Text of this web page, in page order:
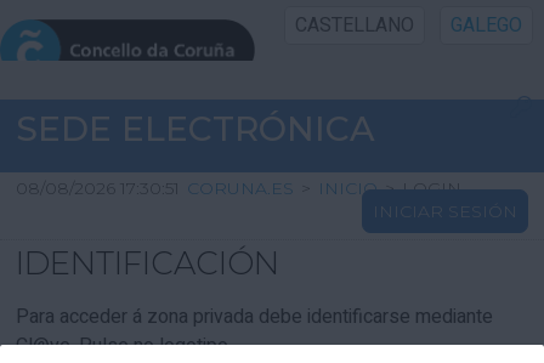
CASTELLANO GALEGO
INICIO SEDE
INICIO
INFORMACIÓN PÚBLICA
CARTAFOL CIDADÁN
SEDE ELECTRÓNICA
08/08/2026 17:30:51 CORUNA.ES > INICIO > LOGIN
INICIAR SESIÓN
IDENTIFICACIÓN
Para acceder á zona privada debe identificarse mediante
Cl@ve. Pulse no logotipo